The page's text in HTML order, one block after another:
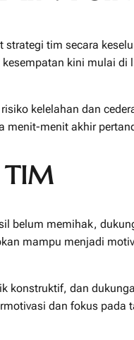
tim secara
kini mulai
kelelahan dan
menit-menit akhir
TIM
belum memihak,
mampu menjadi
konstruktif, dan
dan fokus pada